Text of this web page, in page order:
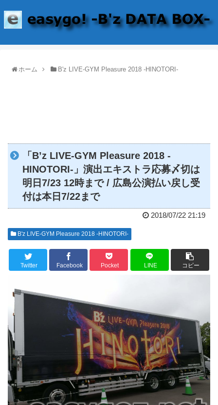
ホーム B'z LIVE-GYM Pleasure 2018 -HINOTORI-
「B’z LIVE-GYM Pleasure 2018 -
HINOTORI-」演出エキストラ応募〆切は
明日7/23 12時まで / 広島公演払い戻し受
付は本日7/22まで
2018/07/22 21:19
B'z LIVE-GYM Pleasure 2018 -HINOTORI-
Twitter Facebook Pocket LINE コピー